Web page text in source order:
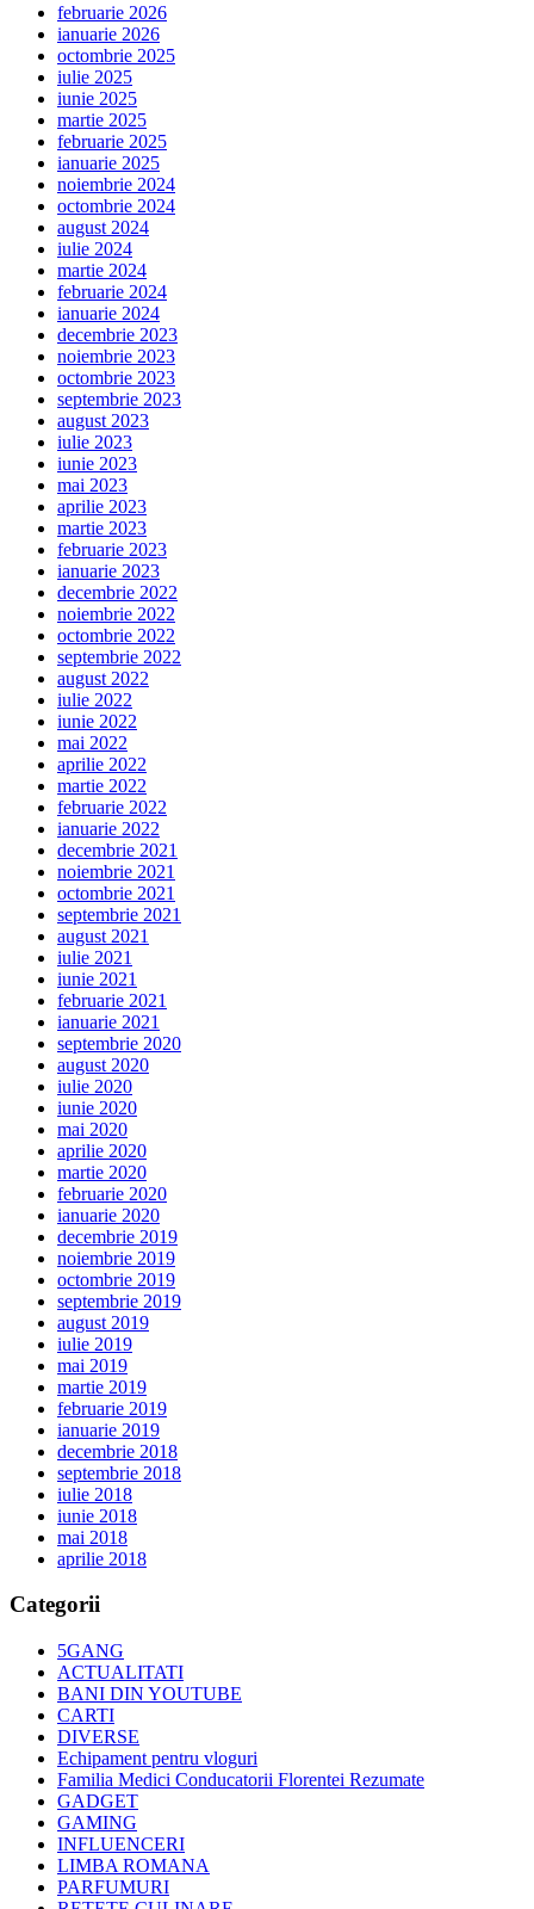
februarie 2026
ianuarie 2026
octombrie 2025
iulie 2025
iunie 2025
martie 2025
februarie 2025
ianuarie 2025
noiembrie 2024
octombrie 2024
august 2024
iulie 2024
martie 2024
februarie 2024
ianuarie 2024
decembrie 2023
noiembrie 2023
octombrie 2023
septembrie 2023
august 2023
iulie 2023
iunie 2023
mai 2023
aprilie 2023
martie 2023
februarie 2023
ianuarie 2023
decembrie 2022
noiembrie 2022
octombrie 2022
septembrie 2022
august 2022
iulie 2022
iunie 2022
mai 2022
aprilie 2022
martie 2022
februarie 2022
ianuarie 2022
decembrie 2021
noiembrie 2021
octombrie 2021
septembrie 2021
august 2021
iulie 2021
iunie 2021
februarie 2021
ianuarie 2021
septembrie 2020
august 2020
iulie 2020
iunie 2020
mai 2020
aprilie 2020
martie 2020
februarie 2020
ianuarie 2020
decembrie 2019
noiembrie 2019
octombrie 2019
septembrie 2019
august 2019
iulie 2019
mai 2019
martie 2019
februarie 2019
ianuarie 2019
decembrie 2018
septembrie 2018
iulie 2018
iunie 2018
mai 2018
aprilie 2018
Categorii
5GANG
ACTUALITATI
BANI DIN YOUTUBE
CARTI
DIVERSE
Echipament pentru vloguri
Familia Medici Conducatorii Florentei Rezumate
GADGET
GAMING
INFLUENCERI
LIMBA ROMANA
PARFUMURI